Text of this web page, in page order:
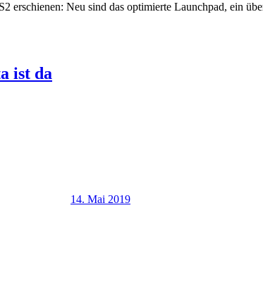
erschienen: Neu sind das optimierte Launchpad, ein
ist da
14. Mai 2019